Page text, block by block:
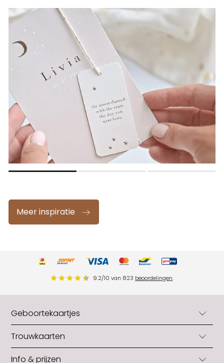
Meer inspiratie
9.2/10 van 823 beoordelingen.
Geboortekaartjes
Geboortekaartjes
Geboortekaartjes jongens
Trouwkaarten
Trouwkaarten
Info & prijzen